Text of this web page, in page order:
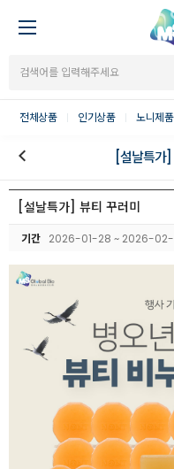
전체상품 인기상품 노니제품
[설날특가
[설날특가] 뷰티 꾸러미
기간 2026-01-28 ~ 2026-02-